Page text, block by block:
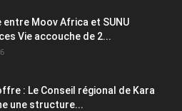
entre Moov Africa et SUNU
Vie accouche de 2...
: Le Conseil régional de Kara
une structure...